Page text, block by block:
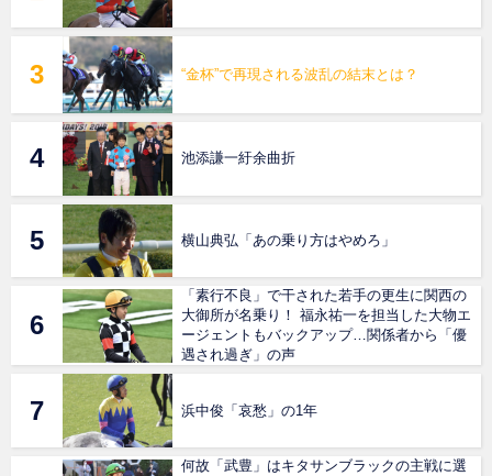
“金杯”で再現される波乱の結末とは？
池添謙一紆余曲折
横山典弘「あの乗り方はやめろ」
「素行不良」で干された若手の更生に関西の
大御所が名乗り！ 福永祐一を担当した大物エ
ージェントもバックアップ…関係者から「優
遇され過ぎ」の声
浜中俊「哀愁」の1年
何故「武豊」はキタサンブラックの主戦に選